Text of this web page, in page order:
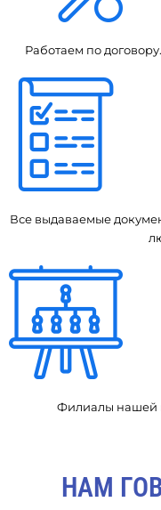
Работаем по
Все выдаваемые
Филиалы нашей
НАМ